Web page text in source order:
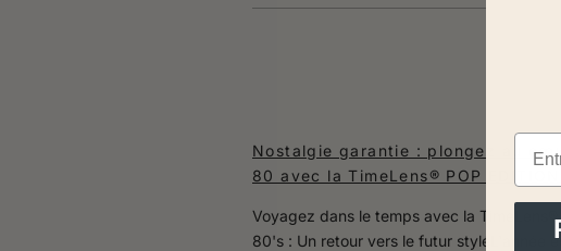
Nostalgie garantie : plongez au
80 avec la TimeLens® POP EDITION
Voyagez dans le temps avec la TimeLens®
80's : Un retour vers le futur styléL'année